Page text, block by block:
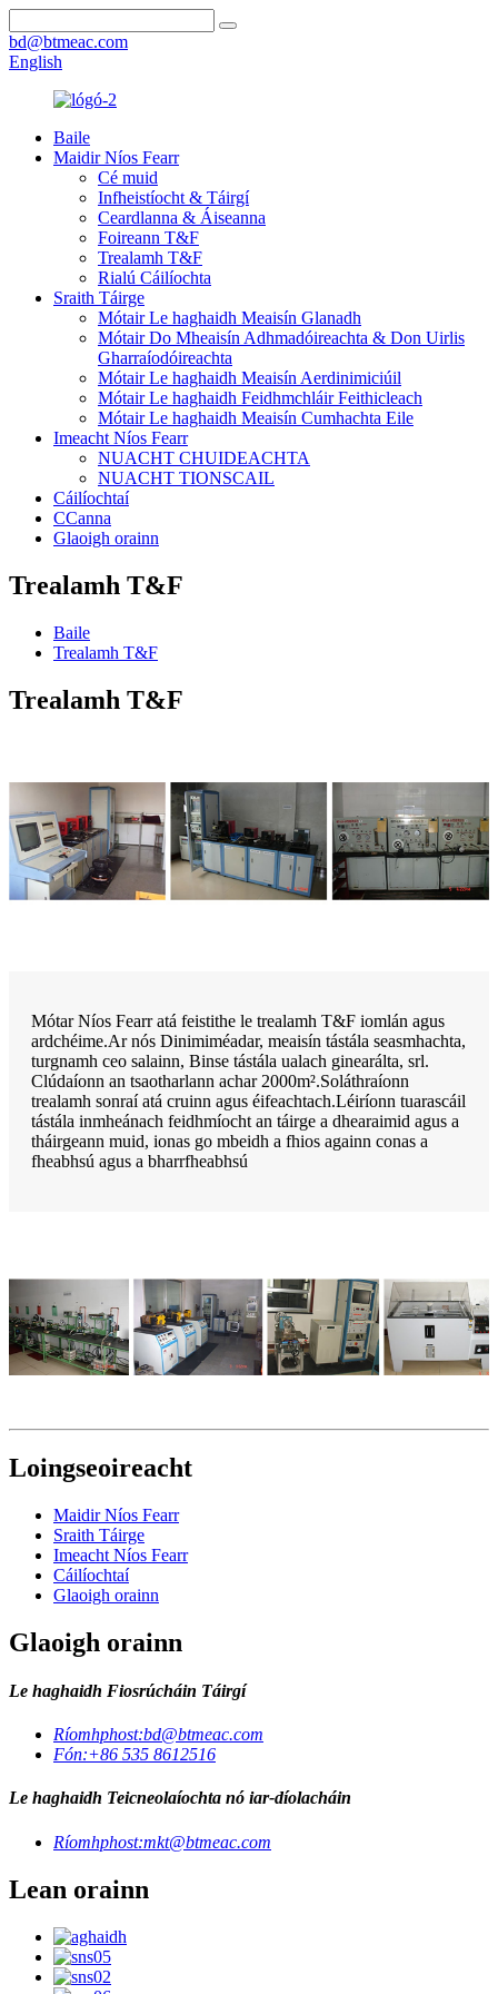
bd@btmeac.com
English
Baile
Maidir Níos Fearr
Cé muid
Infheistíocht & Táirgí
Ceardlanna & Áiseanna
Foireann T&F
Trealamh T&F
Rialú Cáilíochta
Sraith Táirge
Mótair Le haghaidh Meaisín Glanadh
Mótair Do Mheaisín Adhmadóireachta & Don Uirlis
Gharraíodóireachta
Mótair Le haghaidh Meaisín Aerdinimiciúil
Mótair Le haghaidh Feidhmchláir Feithicleach
Mótair Le haghaidh Meaisín Cumhachta Eile
Imeacht Níos Fearr
NUACHT CHUIDEACHTA
NUACHT TIONSCAIL
Cáilíochtaí
CCanna
Glaoigh orainn
Trealamh T&F
Baile
Trealamh T&F
Trealamh T&F
Mótar Níos Fearr atá feistithe le trealamh T&F iomlán agus
ardchéime.Ar nós Dinimiméadar, meaisín tástála seasmhachta,
turgnamh ceo salainn, Binse tástála ualach ginearálta, srl.
Clúdaíonn an tsaotharlann achar 2000m².Soláthraíonn
trealamh sonraí atá cruinn agus éifeachtach.Léiríonn tuarascáil
tástála inmheánach feidhmíocht an táirge a dhearaimid agus a
tháirgeann muid, ionas go mbeidh a fhios againn conas a
fheabhsú agus a bharrfheabhsú
Loingseoireacht
Maidir Níos Fearr
Sraith Táirge
Imeacht Níos Fearr
Cáilíochtaí
Glaoigh orainn
Glaoigh orainn
Le haghaidh Fiosrúcháin Táirgí
Ríomhphost:bd@btmeac.com
Fón:+86 535 8612516
Le haghaidh Teicneolaíochta nó iar-díolacháin
Ríomhphost:mkt@btmeac.com
Lean orainn